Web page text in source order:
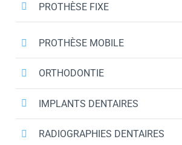
PROTHÈSE FIXE
PROTHÈSE MOBILE
ORTHODONTIE
IMPLANTS DENTAIRES
RADIOGRAPHIES DENTAIRES